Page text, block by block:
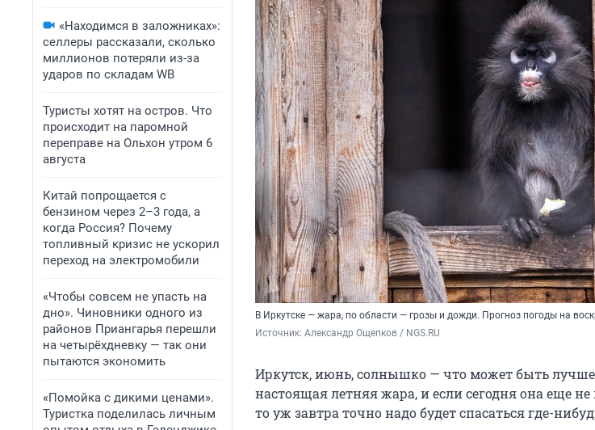
«Находимся в заложниках»:
селлеры рассказали, сколько
миллионов потеряли из-за
ударов по складам WB
Туристы хотят на остров. Что
происходит на паромной
переправе на Ольхон утром 6
августа
Китай попрощается с
бензином через 2–3 года, а
когда Россия? Почему
топливный кризис не ускорил
переход на электромобили
«Чтобы совсем не упасть на
дно». Чиновники одного из
районов Приангарья перешли
на четырёхдневку — так они
пытаются экономить
«Помойка с дикими ценами».
Туристка поделилась личным
В Иркутске — жара, по области — грозы и дожди. Прогноз погоды на
Источник: Александр Ощепков / NGS.RU
Иркутск, июнь, солнышко — что может быть
настоящая летняя жара, и если сегодня она еще
то уж завтра точно надо будет спасаться где-